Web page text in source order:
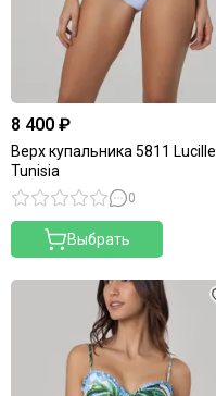
8 400 ₽
Верх купальника 5811 Lucille
Tunisia
0
Выбрать